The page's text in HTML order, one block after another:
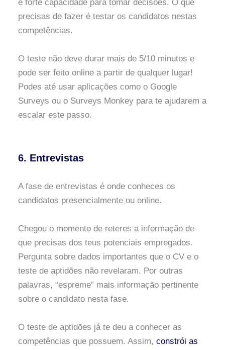
e forte capacidade para tomar decisões. O que
precisas de fazer é testar os candidatos nestas
competências.
O teste não deve durar mais de 5/10 minutos e
pode ser feito online a partir de qualquer lugar!
Podes até usar aplicações como o Google
Surveys ou o Surveys Monkey para te ajudarem a
escalar este passo.
6. Entrevistas
A fase de entrevistas é onde conheces os
candidatos presencialmente ou online.
Chegou o momento de reteres a informação de
que precisas dos teus potenciais empregados.
Pergunta sobre dados importantes que o CV e o
teste de aptidões não revelaram. Por outras
palavras, “espreme” mais informação pertinente
sobre o candidato nesta fase.
O teste de aptidões já te deu a conhecer as
competências que possuem. Assim, constrói as